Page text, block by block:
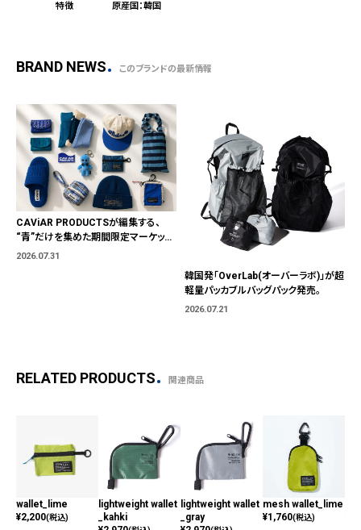
原産国：韓国
BRAND NEWS このブランドの最新情報
CAViAR PRODUCTSが編集する、
“青”だけを集めた期間限定マーケット
「BLUE MARKET」が横浜に。ブランド
2026.07.31
韓国発「OverLab(オーバーラボ)」が超
軽量パッカブルバッグパック発売。
2026.07.21
RELATED PRODUCTS 関連商品
wallet_lime
¥2,200(税込)
lightweight wallet
_kahki
lightweight wallet
_gray
mesh wallet_lime
¥1,760(税込)